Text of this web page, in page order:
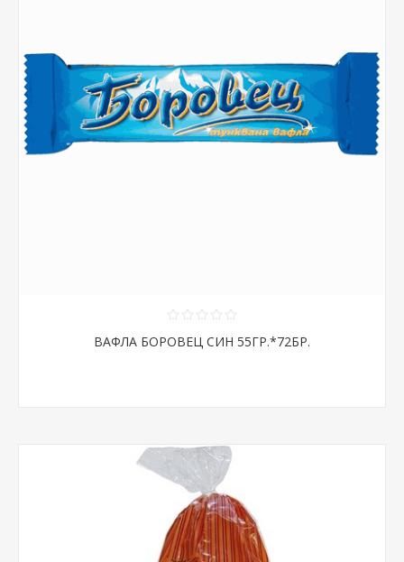
ВАФЛА БОРОВЕЦ СИН 55ГР.*72БР.